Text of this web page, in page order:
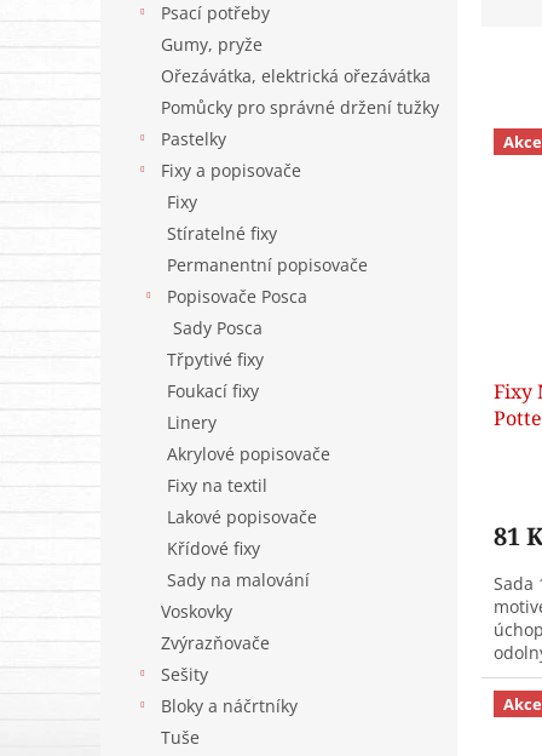
Psací potřeby
Gumy, pryže
Ořezávátka, elektrická ořezávátka
Pomůcky pro správné držení tužky
Pastelky
Fixy a popisovače
Fixy
Stíratelné fixy
Permanentní popisovače
Popisovače Posca
Sady Posca
Třpytivé fixy
Foukací fixy
Linery
Akrylové popisovače
Fixy na textil
Lakové popisovače
Křídové fixy
Sady na malování
Voskovky
Zvýrazňovače
Sešity
Bloky a náčrtníky
Tuše
V
k
Akce
Fixy
81
Sada
Akce